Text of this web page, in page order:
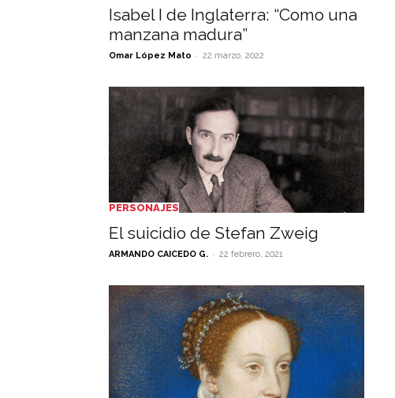
Isabel I de Inglaterra: “Como una
manzana madura”
Omar López Mato - 22 marzo, 2022
PERSONAJES
El suicidio de Stefan Zweig
ARMANDO CAICEDO G. - 22 febrero, 2021